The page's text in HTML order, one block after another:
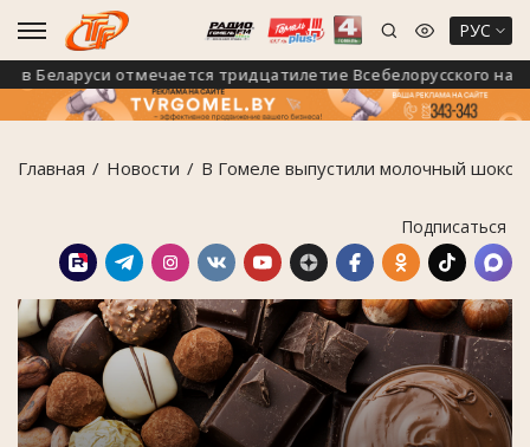
РУС
Беларуси отмечается тридцатилетие Всебелорусского
Главная Новости В Гомеле выпустили молочный
Подписаться